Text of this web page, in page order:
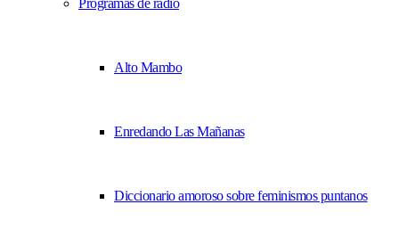
Programas de radio
Alto Mambo
Enredando Las Mañanas
Diccionario amoroso sobre feminismos puntanos